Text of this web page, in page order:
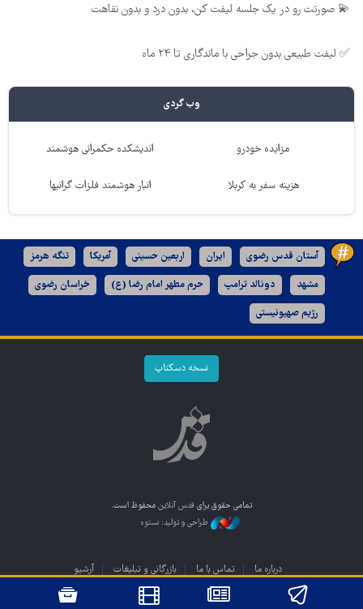
💫 صورتت رو در یک جلسه لیفت کن، بدون درد و بدون نقاهت
✅ لیفت طبیعی بدون جراحی با ماندگاری تا ۲۴ ماه
وب گردی
مزایده خودرو اندیشکده حکمرانی هوشمند
هزینه سفر به کربلا انبار هوشمند فلزات گرانبها
آستان قدس رضوی ایران اربعین حسینی آمریکا تنگه هرمز
مشهد دونالد ترامپ حرم مطهر امام رضا (ع) خراسان رضوی
رژیم صهیونیستی
نسخه دسکتاپ
تمامی حقوق برای قدس آنلاین محفوظ است.
طراحی و تولید: نستوه
درباره ما تماس با ما بازرگانی و تبلیغات آرشیو